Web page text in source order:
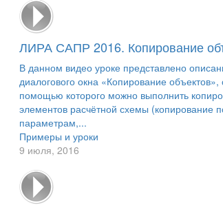
ЛИРА САПР 2016. Копирование
В данном видео уроке представлено
диалогового окна «Копирование объектов»,
помощью которого можно выполнить
элементов расчётной схемы (копирование
параметрам,...
Примеры и уроки
9 июля, 2016